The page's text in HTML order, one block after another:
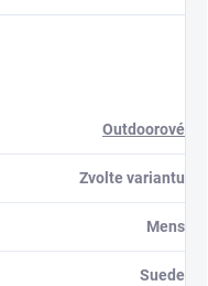
Outdoorové
Zvolte variantu
Mens
Suede